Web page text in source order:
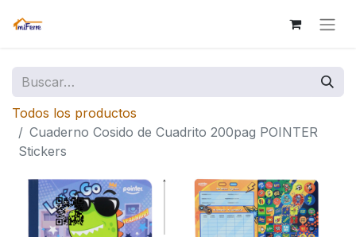
Todos los productos
Cuaderno Cosido de Cuadrito 200pag POINTER
Stickers